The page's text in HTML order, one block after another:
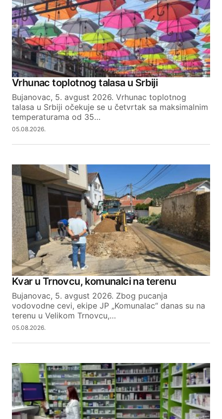
Your E-mail
SUBMIT COMMENT
Vrhunac toplotnog talasa u Srbiji
Bujanovac, 5. avgust 2026. Vrhunac toplotnog
talasa u Srbiji očekuje se u četvrtak sa maksimalnim
temperaturama od 35…
05.08.2026.
Kvar u Trnovcu, komunalci na terenu
Bujanovac, 5. avgust 2026. Zbog pucanja
vodovodne cevi, ekipe JP „Komunalac“ danas su na
terenu u Velikom Trnovcu,…
05.08.2026.